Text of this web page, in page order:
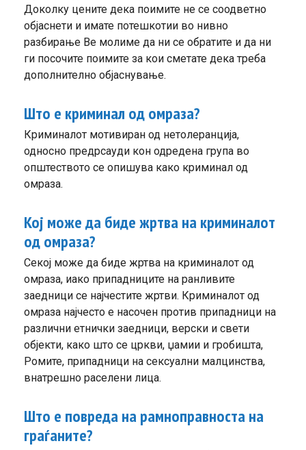
Доколку цените дека поимите не се соодветно
објаснети и имате потешкотии во нивно
разбирање Ве молиме да ни се обратите и да ни
ги посочите поимите за кои сметате дека треба
дополнително објаснување.
Што е криминал од омраза?
Криминалот мотивиран од нетолеранција,
односно предрсауди кон одредена група во
општеството се опишува како криминал од
омраза.
Кој може да биде жртва на криминалот
од омраза?
Секој може да биде жртва на криминалот од
омраза, иако припадниците на ранливите
заедници се најчестите жртви. Криминалот од
омраза најчесто е насочен против припадници на
различни етнички заедници, верски и свети
објекти, како што се цркви, џамии и гробишта,
Ромите, припадници на сексуални малцинства,
внатрешно раселени лица.
Што е повреда на рамноправноста на
граѓаните?